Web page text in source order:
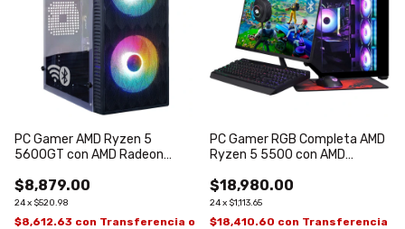
PC Gamer AMD Ryzen 5
5600GT con AMD Radeon
$8,879.00
24x $520.98
$8,612.63 con Transferencia o
PC Gamer RGB Completa AMD
Ryzen 5 5500 con AMD
$18,980.00
24x $1,113.65
$18,410.60 con Transferencia